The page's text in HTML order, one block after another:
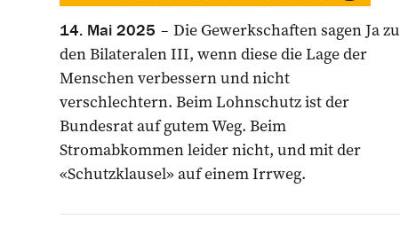
14. Mai 2025
Die Gewerkschaften sagen Ja zu
den Bilateralen III, wenn diese die Lage der
Menschen verbessern und nicht
verschlechtern. Beim Lohnschutz ist der
Bundesrat auf gutem Weg. Beim
Stromabkommen leider nicht, und mit der
«Schutzklausel» auf einem Irrweg.